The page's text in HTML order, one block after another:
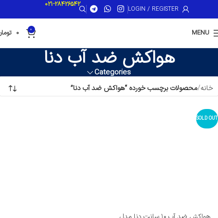
LOGIN / REGISTER
021-28426542
MENU
0
0
هواکش ضد آب دنا
Categories
خانه محصولات برچسب خورده “هواکش ضد آب دنا”
SOLD OUT